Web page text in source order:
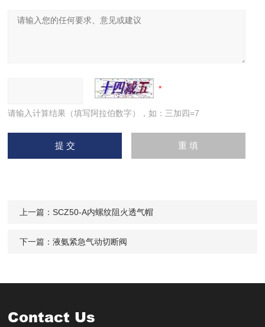
请输入计算结果（填写阿拉伯数字），如：三加四=7
上一篇： SCZ50-A内螺纹阻火透气帽
下一篇：液氨紧急气动切断阀
Contact Us